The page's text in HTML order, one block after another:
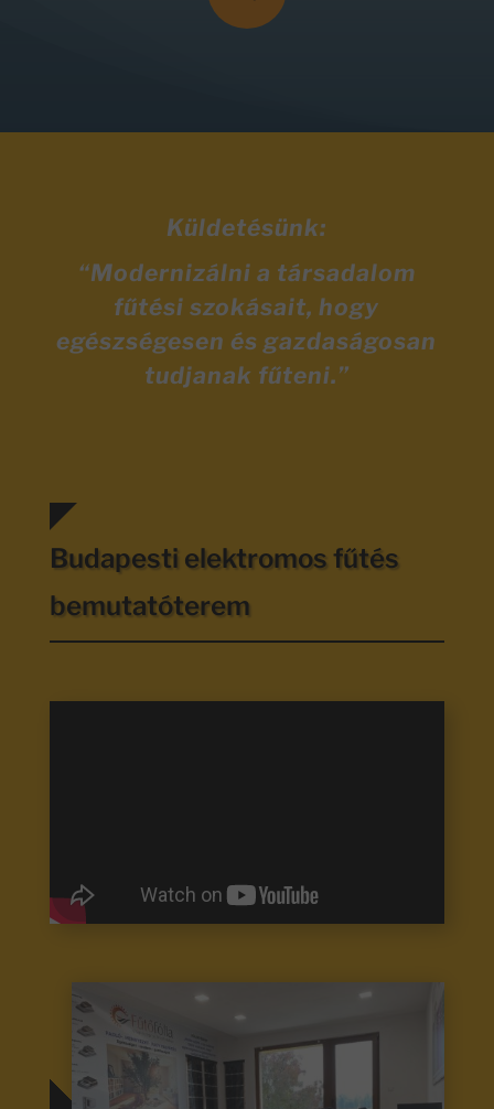
Küldetésünk:
“Modernizálni a társadalom
fűtési szokásait, hogy
egészségesen és gazdaságosan
tudjanak fűteni.”
Budapesti elektromos fűtés
bemutatóterem